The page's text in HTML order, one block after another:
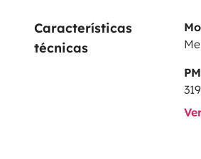
mantuvo los anchos y
pasajero agradecerán está
Características
técnicas